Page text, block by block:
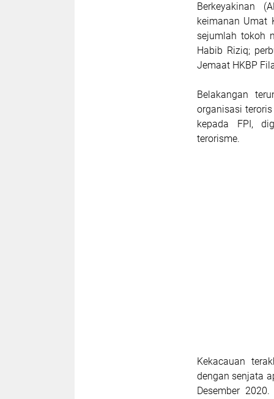
Berkeyakinan
keimanan Umat
sejumlah tokoh
Habib Riziq;
Jemaat HKBP
Belakangan
organisasi
kepada FPI,
terorisme.
Kekacauan
dengan senjata
Desember